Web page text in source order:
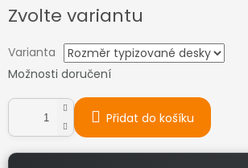
Zvolte variantu
Varianta
Možnosti doručení
Přidat do košíku